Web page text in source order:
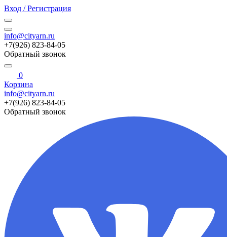
Вход / Регистрация
info@cityarn.ru
+7(926) 823-84-05
Обратный звонок
0
Корзина
info@cityarn.ru
+7(926) 823-84-05
Обратный звонок